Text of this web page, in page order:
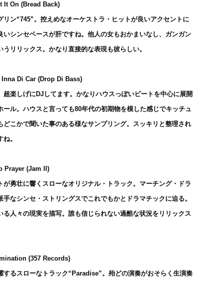
It On (Bread Back)
リン“745”。控えめなオーケストラ・ヒットが良いアクセントに
いシンセベースが肝ですね。他人の女もおかまいなし、ガンガン
リリックス。かなり直接的な表現も彼らしい。
Di Car (Drop Di Bass)
超楽しげにDJしてます。かなりハウスっぽいビートを中心に展開
ール。ハウスと言っても80年代の初期物を模した感じでキッチュ
どこかで聞いた事のある様なサンプリング。スッキリと整理され
。
Prayer (Jam II)
が勇壮に響くスローなオリジナル・トラック。マーチング・ドラ
なシンセ・ストリングスでこれでもかとドラマチックに迫る。
る人々の現実を描写。誰も信じられない過酷な状況をリリックス
(357 Records)
するスローなトラック“Paradise”。殆どの演奏がおそらく生演奏